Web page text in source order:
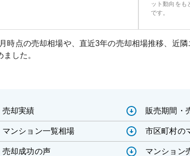
ット動向をも
です。
時点の売却相場や、直近3年の売却相場推移、近
した。
売却実績 販売期間・
マンション一覧相場 市区町村の
売却成功の声 マンション